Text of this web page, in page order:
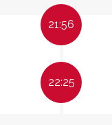
21:56
22:25